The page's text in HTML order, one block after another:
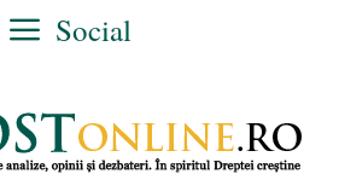
Social